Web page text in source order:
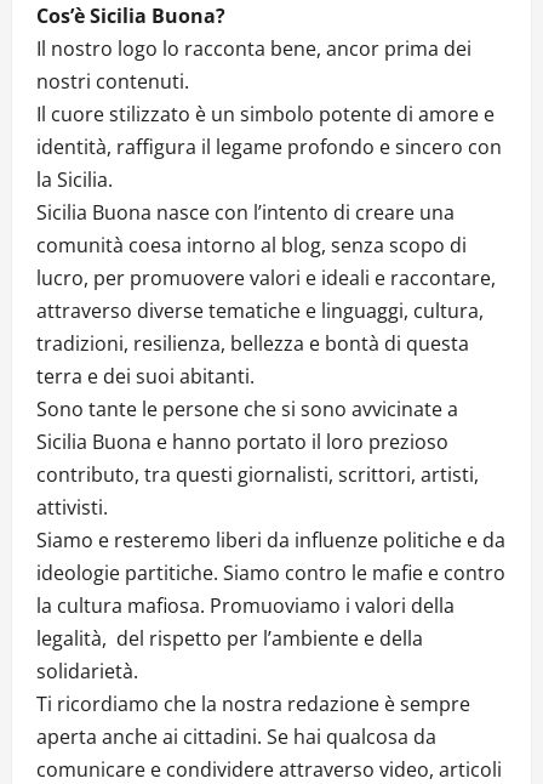
n
Cos’è Sicilia Buona?
Il nostro logo lo racconta bene, ancor prima dei
nostri contenuti.
Il cuore stilizzato è un simbolo potente di amore e
identità, raffigura il legame profondo e sincero con
la Sicilia.
Sicilia Buona nasce con l’intento di creare una
comunità coesa intorno al blog, senza scopo di
lucro, per promuovere valori e ideali e raccontare,
attraverso diverse tematiche e linguaggi, cultura,
tradizioni, resilienza, bellezza e bontà di questa
terra e dei suoi abitanti.
Sono tante le persone che si sono avvicinate a
Sicilia Buona e hanno portato il loro prezioso
contributo, tra questi giornalisti, scrittori, artisti,
attivisti.
Siamo e resteremo liberi da influenze politiche e da
ideologie partitiche. Siamo contro le mafie e contro
la cultura mafiosa. Promuoviamo i valori della
legalità, del rispetto per l’ambiente e della
solidarietà.
Ti ricordiamo che la nostra redazione è sempre
aperta anche ai cittadini. Se hai qualcosa da
comunicare e condividere attraverso video, articoli